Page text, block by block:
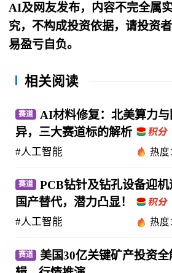
AI及网友发布，内容不完全属
究，不构成投资依据，请投资
易盈亏自负。
相关阅读
赛道
AI材料修复：北美算力
异，三大赛道标的解析
#人工智能 热度
赛道
PCB钻针及钻孔设备迎机
国产替代，潜力凸显！
#人工智能 热度
赛道
美国30亿关键矿产投资